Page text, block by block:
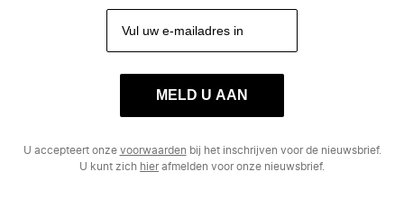
MELD U AAN
U accepteert onze voorwaarden bij het inschrijven voor de nieuwsbrief.
U kunt zich hierafmelden voor onze nieuwsbrief.